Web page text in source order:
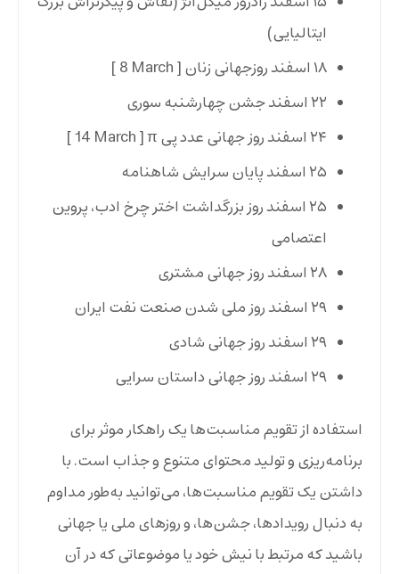
ایتالیایی)
۱۸ اسفند
روزجهانی زنان[ 8 March ]
۲۲ اسفند
جشن چهارشنبه سوری
۲۴ اسفند
روز جهانی عدد پی π
[ 14 March ]
۲۵ اسفند
پایان سرایش شاهنامه
۲۵ اسفند
روز بزرگداشت اختر چرخ ادب، پروین
اعتصامی
۲۸ اسفند
روز جهانی مشتری
۲۹ اسفند
روز ملی شدن صنعت نفت ایران
۲۹ اسفند
روز جهانی شادی
۲۹ اسفند
روز جهانی داستان سرایی
استفاده از تقویم مناسبت‌ها یک راهکار موثر برای
برنامه‌ریزی و تولید محتوای متنوع و جذاب است. با
داشتن یک تقویم مناسبت‌ها، می‌توانید به‌طور مداوم
به دنبال رویدادها، جشن‌ها، و روزهای ملی یا جهانی
باشید که مرتبط با نیش خود یا موضوعاتی که در آن